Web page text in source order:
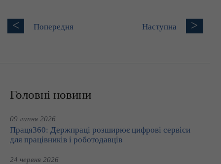
< Попередня Наступна >
Головні новини
09 липня 2026
Праця360: Держпраці розширює цифрові сервіси
для працівників і роботодавців
24 червня 2026